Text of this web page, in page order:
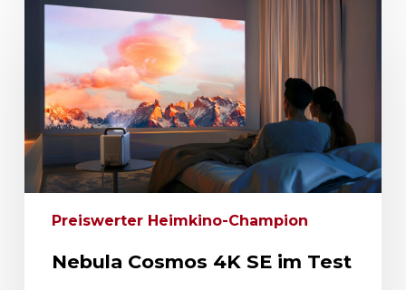
Preiswerter Heimkino-Champion
Nebula Cosmos 4K SE im Test